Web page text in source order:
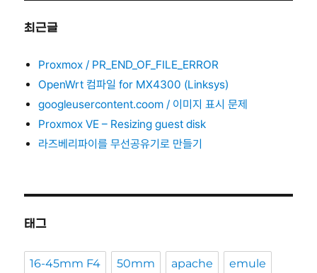
최근글
Proxmox / PR_END_OF_FILE_ERROR
OpenWrt 컴파일 for MX4300 (Linksys)
googleusercontent.coom / 이미지 표시 문제
Proxmox VE – Resizing guest disk
라즈베리파이를 무선공유기로 만들기
태그
16-45mm F4 50mm apache emule